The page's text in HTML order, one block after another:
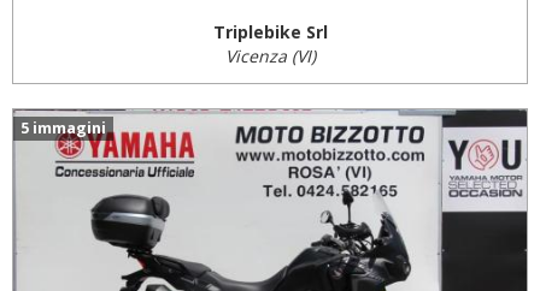
Triplebike Srl
Vicenza (VI)
5 immagini